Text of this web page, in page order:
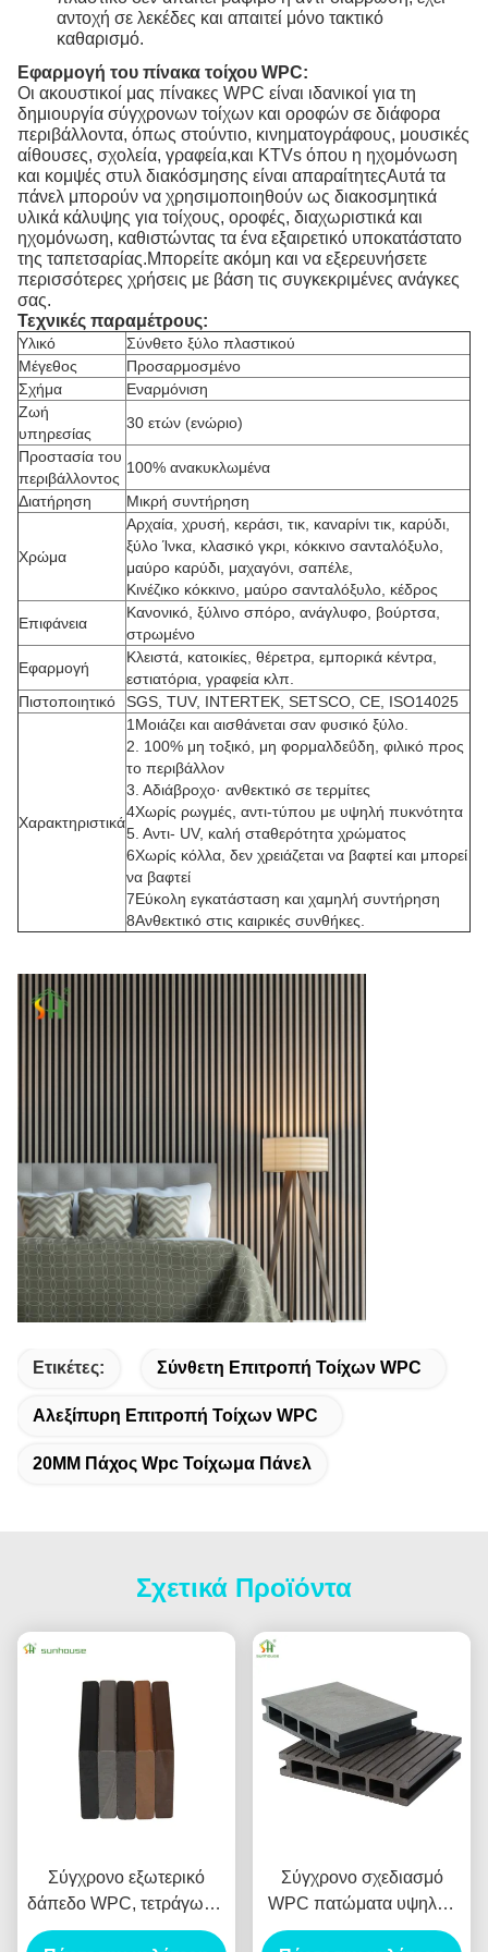
αντοχή σε λεκέδες και απαιτεί μόνο τακτικό
καθαρισμό.
Εφαρμογή του πίνακα τοίχου WPC:
Οι ακουστικοί μας πίνακες WPC είναι ιδανικοί για τη
δημιουργία σύγχρονων τοίχων και οροφών σε διάφορα
περιβάλλοντα, όπως στούντιο, κινηματογράφους, μουσικές
αίθουσες, σχολεία, γραφεία,και KTVs όπου η ηχομόνωση
και κομψές στυλ διακόσμησης είναι απαραίτητεςΑυτά τα
πάνελ μπορούν να χρησιμοποιηθούν ως διακοσμητικά
υλικά κάλυψης για τοίχους, οροφές, διαχωριστικά και
ηχομόνωση, καθιστώντας τα ένα εξαιρετικό υποκατάστατο
της ταπετσαρίας.Μπορείτε ακόμη και να εξερευνήσετε
περισσότερες χρήσεις με βάση τις συγκεκριμένες ανάγκες
σας.
Τεχνικές παραμέτρους:
Υλικό
Σύνθετο ξύλο πλαστικού
Μέγεθος
Προσαρμοσμένο
Σχήμα
Εναρμόνιση
Ζωή
υπηρεσίας
30 ετών (ενώριο)
Προστασία του
περιβάλλοντος
100% ανακυκλωμένα
Διατήρηση
Μικρή συντήρηση
Χρώμα
Αρχαία, χρυσή, κεράσι, τικ, καναρίνι τικ, καρύδι,
ξύλο Ίνκα, κλασικό γκρι, κόκκινο σανταλόξυλο,
μαύρο καρύδι, μαχαγόνι, σαπέλε,
Κινέζικο κόκκινο, μαύρο σανταλόξυλο, κέδρος
Επιφάνεια
Κανονικό, ξύλινο σπόρο, ανάγλυφο, βούρτσα,
στρωμένο
Εφαρμογή
Κλειστά, κατοικίες, θέρετρα, εμπορικά κέντρα,
εστιατόρια, γραφεία κλπ.
Πιστοποιητικό
SGS, TUV, INTERTEK, SETSCO, CE, ISO14025
Χαρακτηριστικά
1Μοιάζει και αισθάνεται σαν φυσικό ξύλο.
2. 100% μη τοξικό, μη φορμαλδεΰδη, φιλικό προς
το περιβάλλον
3. Αδιάβροχο· ανθεκτικό σε τερμίτες
4Χωρίς ρωγμές, αντι-τύπου με υψηλή πυκνότητα
5. Αντι- UV, καλή σταθερότητα χρώματος
6Χωρίς κόλλα, δεν χρειάζεται να βαφτεί και μπορεί
να βαφτεί
7Εύκολη εγκατάσταση και χαμηλή συντήρηση
8Ανθεκτικό στις καιρικές συνθήκες.
Ετικέτες: Σύνθετη Επιτροπή Τοίχων WPC
Αλεξίπυρη Επιτροπή Τοίχων WPC
20MM Πάχος Wpc Τοίχωμα Πάνελ
Σχετικά Προϊόντα
Σύγχρονο εξωτερικό
δάπεδο WPC, τετράγωνο,
πυρίμαχο, αδιάβροχο,
Σύγχρονο σχεδιασμό
WPC πατώματα υψηλής
απόδοσης 23mm X